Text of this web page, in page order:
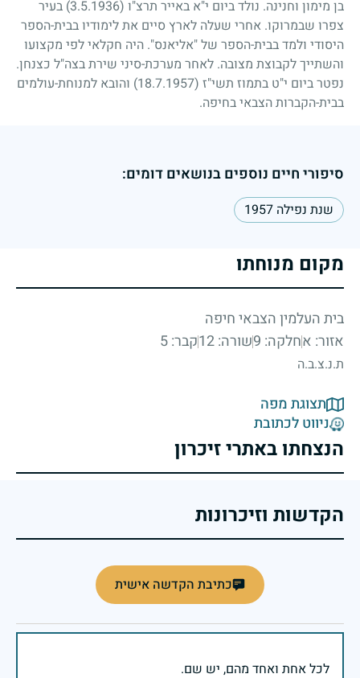
בן מימון וחנינה. נולד ביום י"א באייר תרצ"ו (3.5.1936)
בעיר
צפרו שבמרוקו. אחרי שעלה לארץ סיים את לימודיו בבית-הספר
היסודי ולמד בבית-הספר של "אליאנס". היה חקלאי לפי מקצועו
והשתייך לקבוצת מצובה. לאחר מערכת-סיני שירת בצה"ל כצנחן.
נפטר ביום י"ט בתמוז תשי"ז (18.7.1957)
והובא למנוחת-עולמים
בבית-הקברות הצבאי בחיפה.
סיפורי חיים נוספים בנושאים דומים:
שנת נפילה 1957
מקום מנוחתו
בית העלמין הצבאי חיפה
אזור: אחלקה: 9 שורה: 12 קבר: 5
ת.נ.צ.ב.ה
תצוגת מפה
ניווט לכתובת
הנצחתו באתרי זיכרון
הקדשות וזיכרונות
כתיבת הקדשה אישית